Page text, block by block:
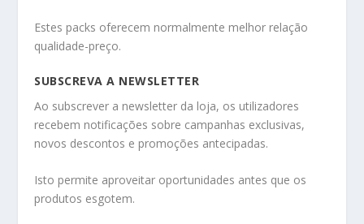
Estes packs oferecem normalmente melhor relação
qualidade-preço.
SUBSCREVA A NEWSLETTER
Ao subscrever a newsletter da loja, os utilizadores
recebem notificações sobre campanhas exclusivas,
novos descontos e promoções antecipadas.
Isto permite aproveitar oportunidades antes que os
produtos esgotem.